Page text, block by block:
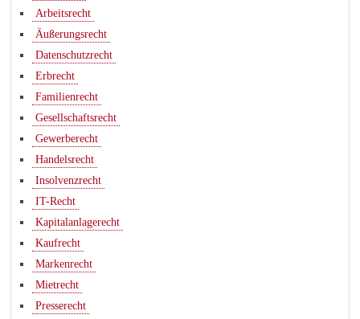
Arbeitsrecht
Äußerungsrecht
Datenschutzrecht
Erbrecht
Familienrecht
Gesellschaftsrecht
Gewerberecht
Handelsrecht
Insolvenzrecht
IT-Recht
Kapitalanlagerecht
Kaufrecht
Markenrecht
Mietrecht
Presserecht